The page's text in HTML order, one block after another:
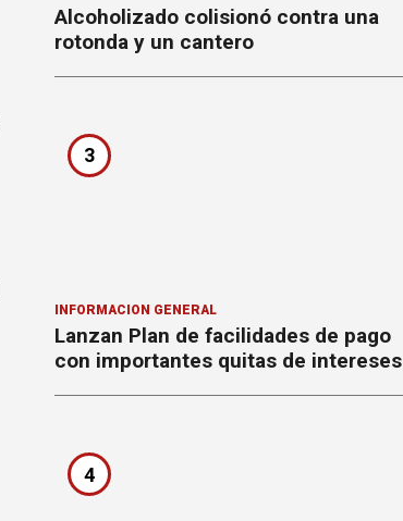
Alcoholizado colisionó contra una
rotonda y un cantero
3
INFORMACION GENERAL
Lanzan Plan de facilidades de pago
con importantes quitas de intereses
4